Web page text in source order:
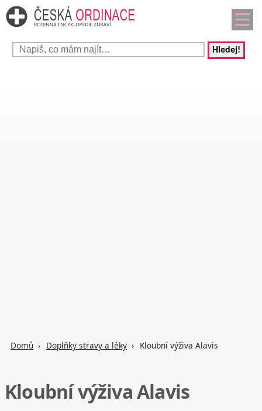
Hledej!
Domů Doplňky stravy a léky Kloubní výživa Alavis
Kloubní výživa Alavis